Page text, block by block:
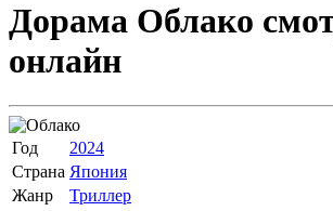
Дорама Облако
онлайн
Год
2024
Страна Япония
Жанр
Триллер